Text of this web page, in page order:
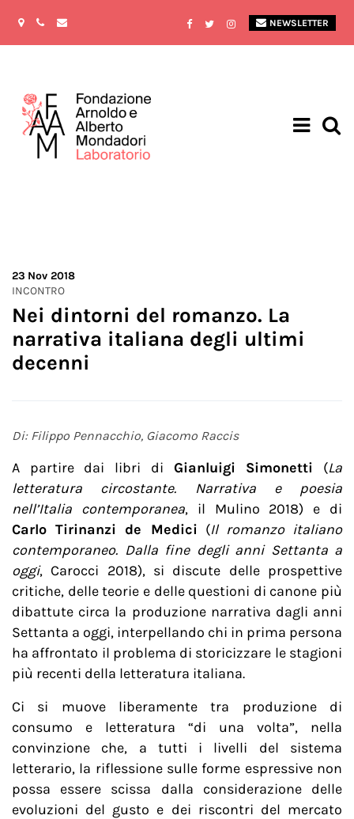
NEWSLETTER
23 Nov 2018
INCONTRO
Nei dintorni del romanzo. La
narrativa italiana degli ultimi
decenni
Di: Filippo Pennacchio, Giacomo Raccis
A partire dai libri di Gianluigi Simonetti (La
letteratura circostante. Narrativa e poesia
nell’Italia contemporanea, il Mulino 2018) e di
Carlo Tirinanzi de Medici (Il romanzo italiano
contemporaneo. Dalla fine degli anni Settanta a
oggi, Carocci 2018), si discute delle prospettive
critiche, delle teorie e delle questioni di canone più
dibattute circa la produzione narrativa dagli anni
Settanta a oggi, interpellando chi in prima persona
ha affrontato il problema di storicizzare le stagioni
più recenti della letteratura italiana.
Ci si muove liberamente tra produzione di
consumo e letteratura “di una volta”, nella
convinzione che, a tutti i livelli del sistema
letterario, la riflessione sulle forme espressive non
possa essere scissa dalla considerazione delle
evoluzioni del gusto e dei riscontri del mercato